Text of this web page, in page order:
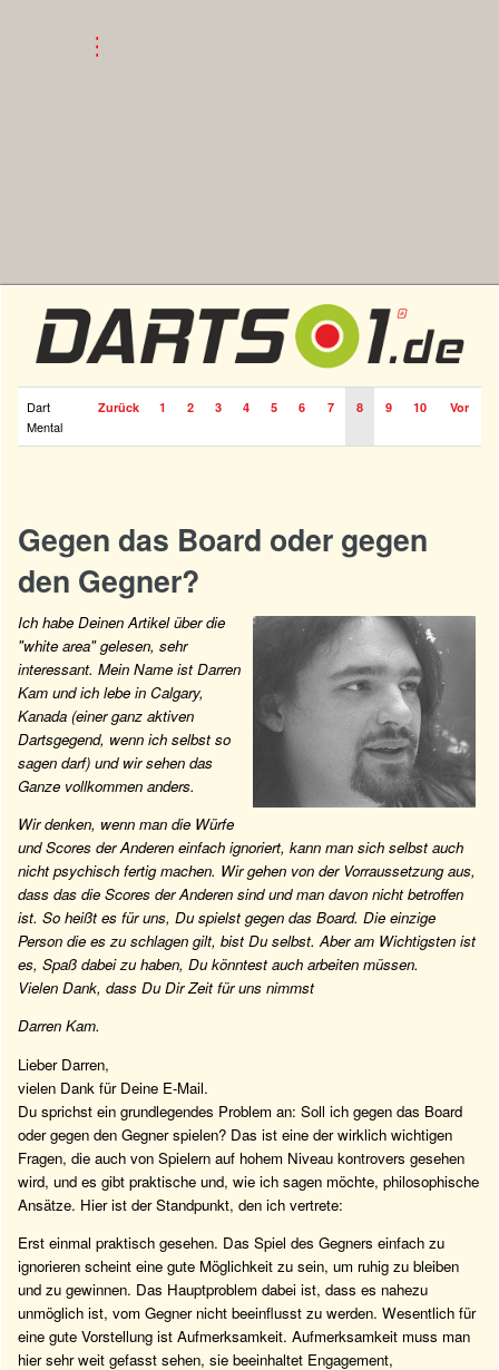
Dart
Mental
Zurück 1 2 3 4 5 6 7 8 9 10 Vor
Gegen das Board oder gegen
den Gegner?
Ich habe Deinen Artikel über die
"white area" gelesen, sehr
interessant. Mein Name ist Darren
Kam und ich lebe in Calgary,
Kanada (einer ganz aktiven
Dartsgegend, wenn ich selbst so
sagen darf) und wir sehen das
Ganze vollkommen anders.
Wir denken, wenn man die Würfe
und Scores der Anderen einfach ignoriert, kann man sich selbst auch
nicht psychisch fertig machen. Wir gehen von der Vorraussetzung aus,
dass das die Scores der Anderen sind und man davon nicht betroffen
ist. So heißt es für uns, Du spielst gegen das Board. Die einzige
Person die es zu schlagen gilt, bist Du selbst. Aber am Wichtigsten ist
es, Spaß dabei zu haben, Du könntest auch arbeiten müssen.
Vielen Dank, dass Du Dir Zeit für uns nimmst
Darren Kam.
Lieber Darren,
vielen Dank für Deine E-Mail.
Du sprichst ein grundlegendes Problem an: Soll ich gegen das Board
oder gegen den Gegner spielen? Das ist eine der wirklich wichtigen
Fragen, die auch von Spielern auf hohem Niveau kontrovers gesehen
wird, und es gibt praktische und, wie ich sagen möchte, philosophische
Ansätze. Hier ist der Standpunkt, den ich vertrete:
Erst einmal praktisch gesehen. Das Spiel des Gegners einfach zu
ignorieren scheint eine gute Möglichkeit zu sein, um ruhig zu bleiben
und zu gewinnen. Das Hauptproblem dabei ist, dass es nahezu
unmöglich ist, vom Gegner nicht beeinflusst zu werden. Wesentlich für
eine gute Vorstellung ist Aufmerksamkeit. Aufmerksamkeit muss man
hier sehr weit gefasst sehen, sie beeinhaltet Engagement,